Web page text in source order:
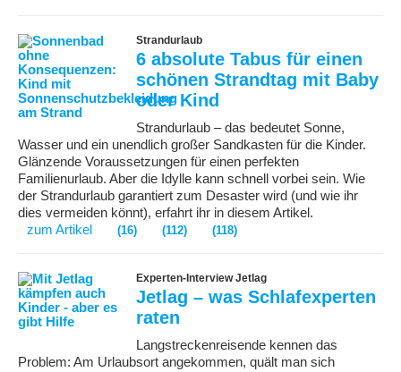
Strandurlaub
6 absolute Tabus für einen
schönen Strandtag mit Baby
oder Kind
Strandurlaub – das bedeutet Sonne,
Wasser und ein unendlich großer Sandkasten für die Kinder.
Glänzende Voraussetzungen für einen perfekten
Familienurlaub. Aber die Idylle kann schnell vorbei sein. Wie
der Strandurlaub garantiert zum Desaster wird (und wie ihr
dies vermeiden könnt), erfahrt ihr in diesem Artikel.
zum Artikel
(16) (112) (118)
Experten-Interview Jetlag
Jetlag – was Schlafexperten
raten
Langstreckenreisende kennen das
Problem: Am Urlaubsort angekommen, quält man sich